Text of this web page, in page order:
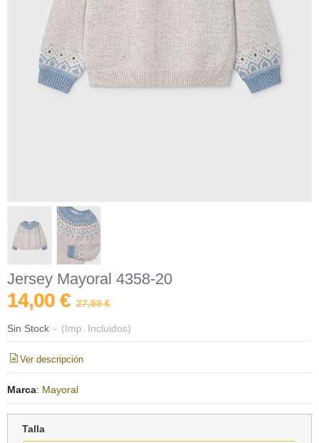
Jersey Mayoral 4358-20
14,00 € 27,99 €
Sin Stock - (Imp. Incluidos)
Ver descripción
Marca: Mayoral
Talla